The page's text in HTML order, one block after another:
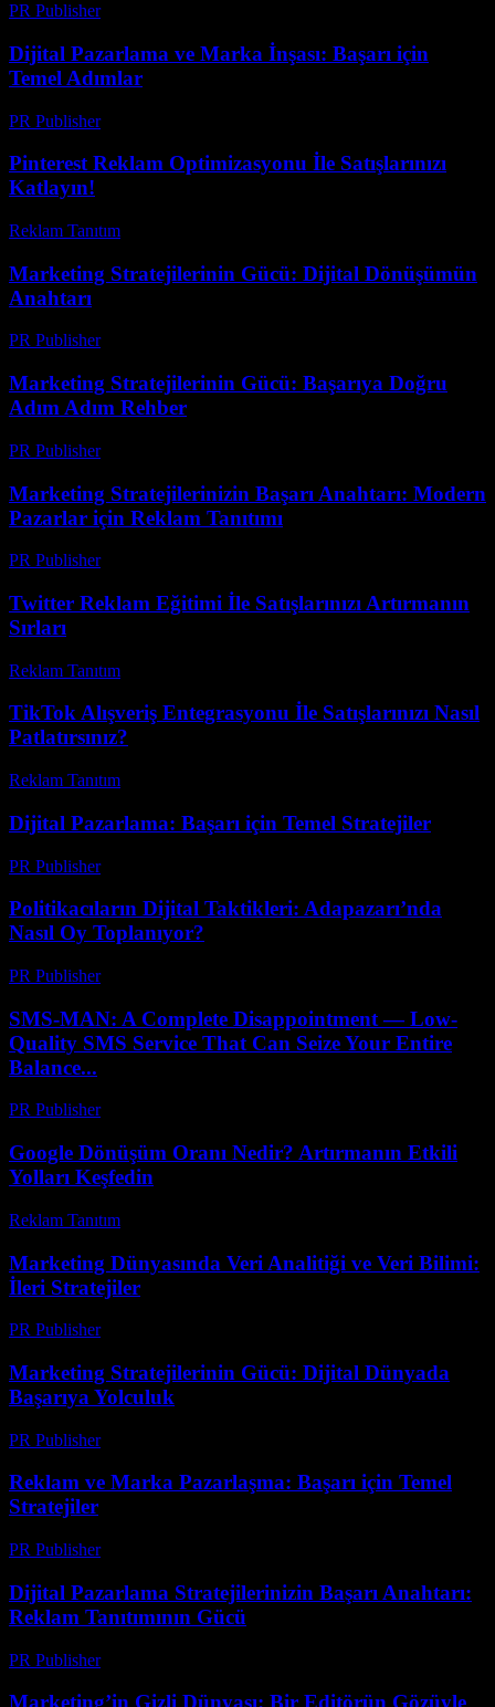
PR Publisher-
Dijital Pazarlama ve Marka İnşası: Başarı için
Temel Adımlar
PR Publisher-
Pinterest Reklam Optimizasyonu İle Satışlarınızı
Katlayın!
Reklam Tanıtım
Marketing Stratejilerinin Gücü: Dijital Dönüşümün
Anahtarı
PR Publisher-
Marketing Stratejilerinin Gücü: Başarıya Doğru
Adım Adım Rehber
PR Publisher-
Marketing Stratejilerinizin Başarı Anahtarı: Modern
Pazarlar için Reklam Tanıtımı
PR Publisher-
Twitter Reklam Eğitimi İle Satışlarınızı Artırmanın
Sırları
Reklam Tanıtım
TikTok Alışveriş Entegrasyonu İle Satışlarınızı Nasıl
Patlatırsınız?
Reklam Tanıtım
Dijital Pazarlama: Başarı için Temel Stratejiler
PR Publisher-
Politikacıların Dijital Taktikleri: Adapazarı’nda
Nasıl Oy Toplanıyor?
PR Publisher-
SMS-MAN: A Complete Disappointment — Low-
Quality SMS Service That Can Seize Your Entire
Balance...
PR Publisher-
Google Dönüşüm Oranı Nedir? Artırmanın Etkili
Yolları Keşfedin
Reklam Tanıtım
Marketing Dünyasında Veri Analitiği ve Veri Bilimi:
İleri Stratejiler
PR Publisher-
Marketing Stratejilerinin Gücü: Dijital Dünyada
Başarıya Yolculuk
PR Publisher-
Reklam ve Marka Pazarlaşma: Başarı için Temel
Stratejiler
PR Publisher-
Dijital Pazarlama Stratejilerinizin Başarı Anahtarı:
Reklam Tanıtımının Gücü
PR Publisher-